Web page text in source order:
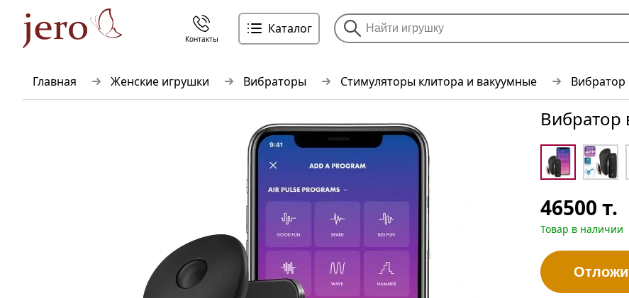
Главная Женские игрушки Вибраторы Стимуляторы клитора и вакуумные Вибратор
Вибратор
46500 т.
Товар в наличии
Контакты
Каталог